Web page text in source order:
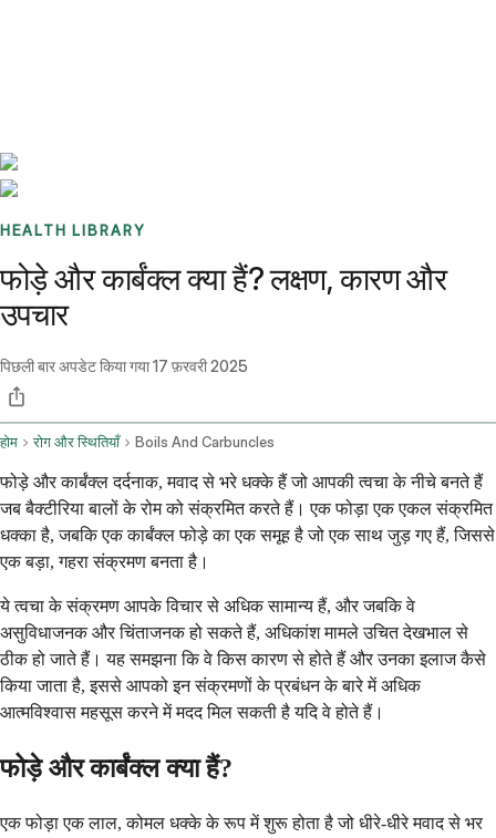
HEALTH LIBRARY
फोड़े और कार्बंक्ल क्या हैं? लक्षण, कारण और
उपचार
पिछली बार अपडेट किया गया17 फ़रवरी 2025
होम रोग और स्थितियाँ Boils And Carbuncles
फोड़े और कार्बंक्ल दर्दनाक, मवाद से भरे धक्के हैं जो आपकी त्वचा के नीचे बनते हैं
जब बैक्टीरिया बालों के रोम को संक्रमित करते हैं। एक फोड़ा एक एकल संक्रमित
धक्का है, जबकि एक कार्बंक्ल फोड़े का एक समूह है जो एक साथ जुड़ गए हैं, जिससे
एक बड़ा, गहरा संक्रमण बनता है।
ये त्वचा के संक्रमण आपके विचार से अधिक सामान्य हैं, और जबकि वे
असुविधाजनक और चिंताजनक हो सकते हैं, अधिकांश मामले उचित देखभाल से
ठीक हो जाते हैं। यह समझना कि वे किस कारण से होते हैं और उनका इलाज कैसे
किया जाता है, इससे आपको इन संक्रमणों के प्रबंधन के बारे में अधिक
आत्मविश्वास महसूस करने में मदद मिल सकती है यदि वे होते हैं।
फोड़े और कार्बंक्ल क्या हैं?
एक फोड़ा एक लाल, कोमल धक्के के रूप में शुरू होता है जो धीरे-धीरे मवाद से भर